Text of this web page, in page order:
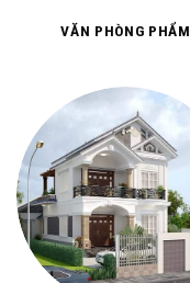
VĂN PHÒNG PHẨM